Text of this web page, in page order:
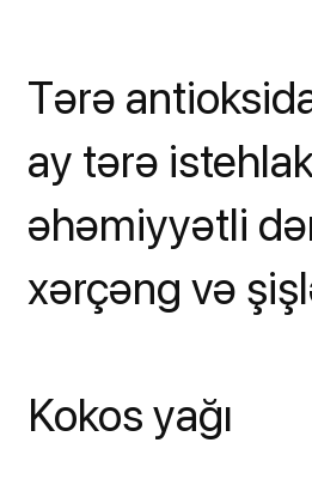
Tərə
ay tərə
əhəmiyyətli
xərçəng və
Kokos yağı